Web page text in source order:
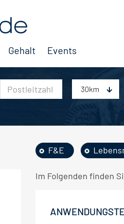
Gehalt Events
30km
F&E
Im Folgenden finden